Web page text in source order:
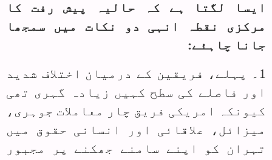
ایسا لگتا ہے کہ حالیہ پیش رفت کا
مرکزی نقطہ انہی دو نکات میں سمجھا
جانا چاہئے:
1۔ پہلے، فریقین کے درمیان اختلاف شدید
اور فاصلے کی سطح کہیں زیادہ گہری تھی
کیونکہ امریکی فریق چار معاملات جوہری،
میزائل، علاقائی اور انسانی حقوق میں
تہران کو اپنے سامنے جھکنے پر مجبور